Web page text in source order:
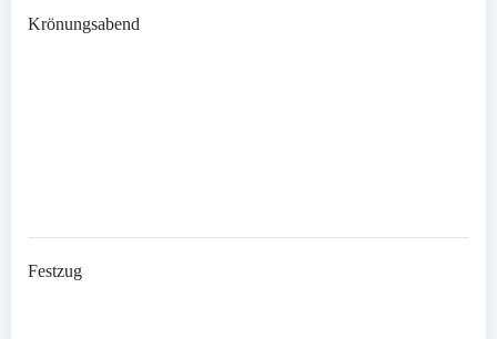
Krönungsabend
Festzug